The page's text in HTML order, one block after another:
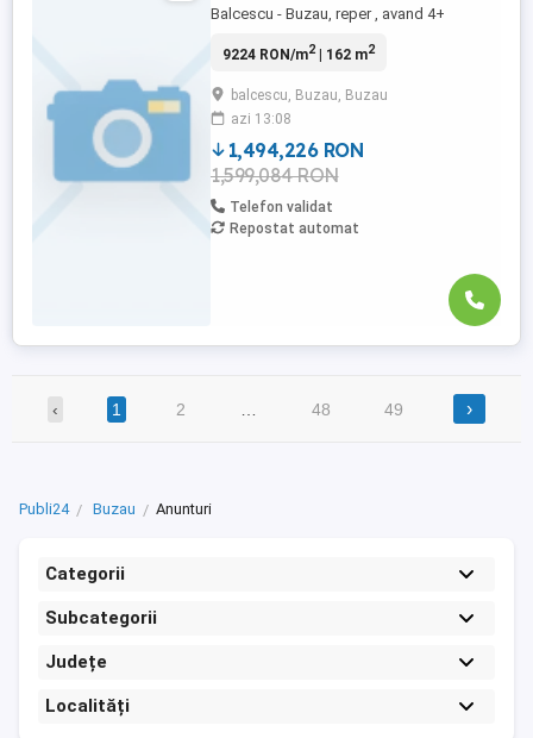
Balcescu - Buzau, reper , avand 4+
construita 162 mp, suprafata utila 162 mp
este de 14 ml. Imobilul are amprenta mp,
curtea teren in proprietate libera mp. Are
structura din , este construita ...
9224 RON/m2| 162 m2
balcescu, Buzau, Buzau
azi 13:08
1,494,226 RON
1,599,084 RON
Telefon validat
Repostat automat
‹ 1 2 48 49 ›
Publi24 Buzau Anunturi
Categorii
Subcategorii
Județe
Localități